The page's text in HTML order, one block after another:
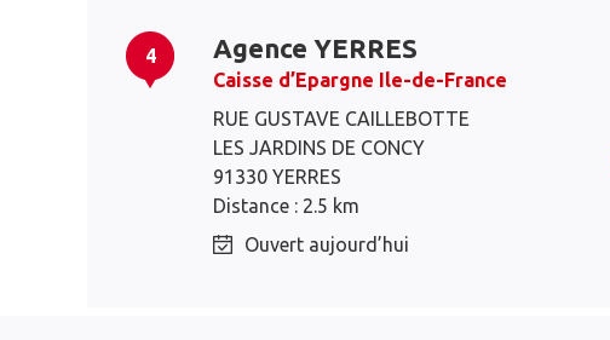
4 Agence YERRES
Caisse d’Epargne Ile-de-France
RUE GUSTAVE CAILLEBOTTE
LES JARDINS DE CONCY
91330 YERRES
Distance : 2.5 km
Ouvert aujourd’hui